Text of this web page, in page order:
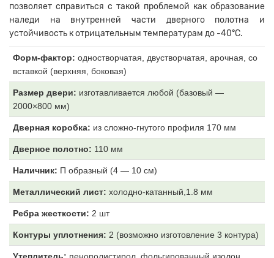
позволяет справиться с такой проблемой как образование
наледи на внутренней части дверного полотна и
устойчивость к отрицательным температурам до -40°С.
Форм-фактор: одностворчатая, двустворчатая, арочная, со
вставкой (верхняя, боковая)
Размер двери: изготавливается любой (базовый —
2000×800 мм)
Дверная коробка: из сложно-гнутого профиля 170 мм
Дверное полотно: 110 мм
Наличник: П образный (4 — 10 см)
Металлический лист: холодно-катанный,1.8 мм
Ребра жесткости: 2 шт
Контуры уплотнения: 2 (возможно изготовление 3 контура)